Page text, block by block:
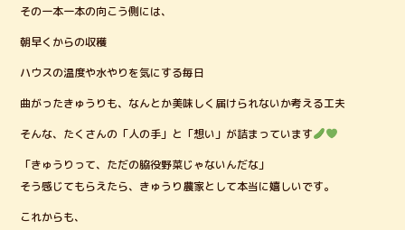
その一本一本の向こう側には、
朝早くからの収穫
ハウスの温度や水やりを気にする毎日
曲がったきゅうりも、なんとか美味しく届けられないか考える工夫
そんな、たくさんの「人の手」と「想い」が詰まっています
「きゅうりって、ただの脇役野菜じゃないんだな」
そう感じてもらえたら、きゅうり農家として本当に嬉しいです。
これからも、